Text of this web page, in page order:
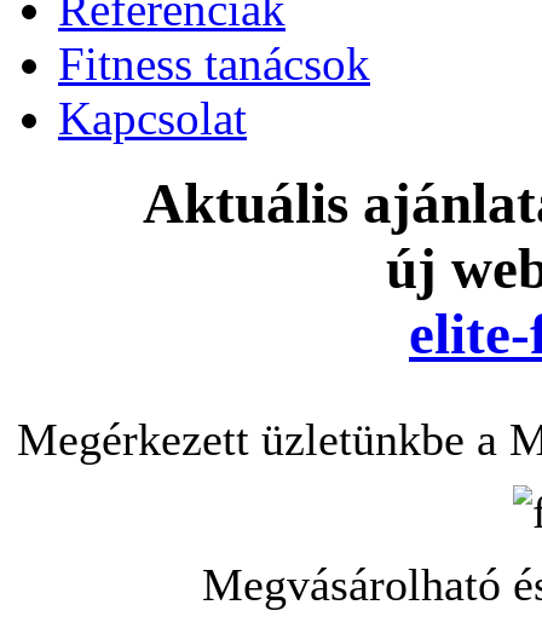
Fitness tanácsok
Kapcsolat
Aktuális
új
Megérkezett üzletünkbe a
Megvásárolható